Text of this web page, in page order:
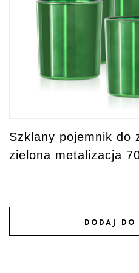
Szklany pojemnik do
zielona metalizacja
DODAJ
DODAJ DO